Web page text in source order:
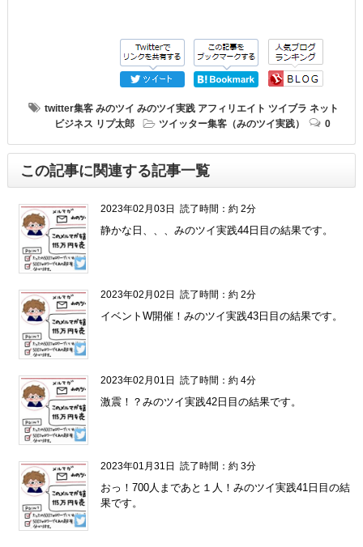
twitter集客 みのツイ みのツイ実践 アフィリエイト ツイブラ ネット
ビジネス リプ太郎 ツイッター集客（みのツイ実践） 0
この記事に関連する記事一覧
2023年02月03日 読了時間：約 2分
静かな日、、、みのツイ実践44日目の結果です。
2023年02月02日 読了時間：約 2分
イベントW開催！みのツイ実践43日目の結果です。
2023年02月01日 読了時間：約 4分
激震！？みのツイ実践42日目の結果です。
2023年01月31日 読了時間：約 3分
おっ！700人まであと１人！みのツイ実践41日目の結
果です。